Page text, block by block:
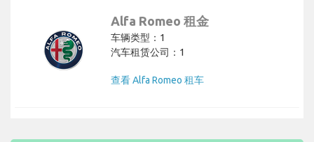
Alfa Romeo 租金
车辆类型：1
汽车租赁公司：1
查看 Alfa Romeo 租车